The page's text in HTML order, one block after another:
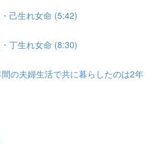
己生れ女命 (5:42)
丁生れ女命 (8:30)
の夫婦生活で共に暮らしたのは2年